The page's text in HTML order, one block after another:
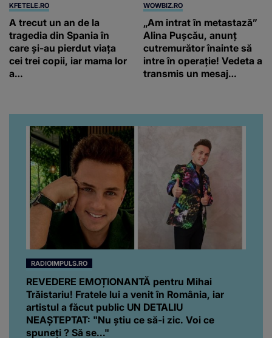
KFETELE.RO
A trecut un an de la
tragedia din Spania în
care și-au pierdut viața
cei trei copii, iar mama lor
a…
WOWBIZ.RO
„Am intrat în metastază”
Alina Pușcău, anunț
cutremurător înainte să
intre în operație! Vedeta a
transmis un mesaj
RADIOIMPULS.RO
REVEDERE EMOȚIONANTĂ pentru Mihai
Trăistariu! Fratele lui a venit în România, iar
artistul a făcut public UN DETALIU
NEAȘTEPTAT: "Nu știu ce să-i zic. Voi ce
spuneți ? Să se..."